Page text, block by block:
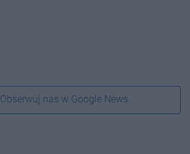
Obserwuj nas w Google News